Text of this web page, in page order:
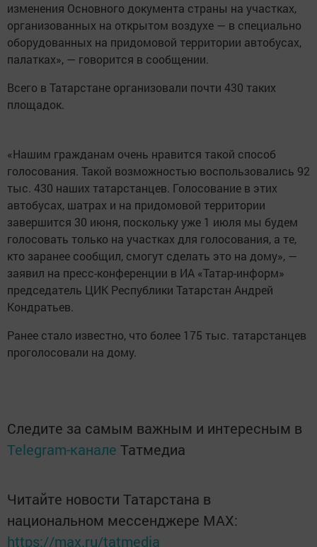
изменения Основного документа страны на участках,
организованных на открытом воздухе — в специально
оборудованных на придомовой территории автобусах,
палатках», — говорится в сообщении.
Всего в Татарстане организовали почти 430 таких
площадок.
«Нашим гражданам очень нравится такой способ
голосования. Такой возможностью воспользовались 92
тыс. 430 наших татарстанцев. Голосование в этих
автобусах, шатрах и на придомовой территории
завершится 30 июня, поскольку уже 1 июля мы будем
голосовать только на участках для голосования, а те,
кто заранее сообщил, смогут сделать это на дому», —
заявил на пресс-конференции в ИА «Татар-информ»
председатель ЦИК Республики Татарстан Андрей
Кондратьев.
Ранее стало известно, что более 175 тыс. татарстанцев
проголосовали на дому.
Следите за самым важным и интересным в
Telegram-канале Татмедиа
Читайте новости Татарстана в
национальном мессенджере MАХ:
https://max.ru/tatmedia